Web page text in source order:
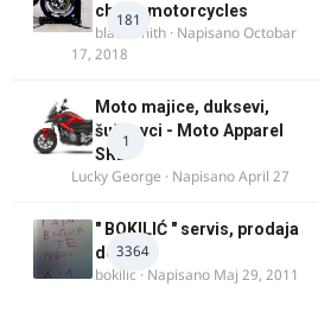
181
chock motorcycles
blacksmith · NapisanoOctobar
17, 2018
1
Moto majice, duksevi,
šuškavci - Moto Apparel
SRB
Lucky George · NapisanoApril 27
3364
" BOKILIĆ " servis, prodaja
delova
bokilic · Napisano Maj 29, 2011